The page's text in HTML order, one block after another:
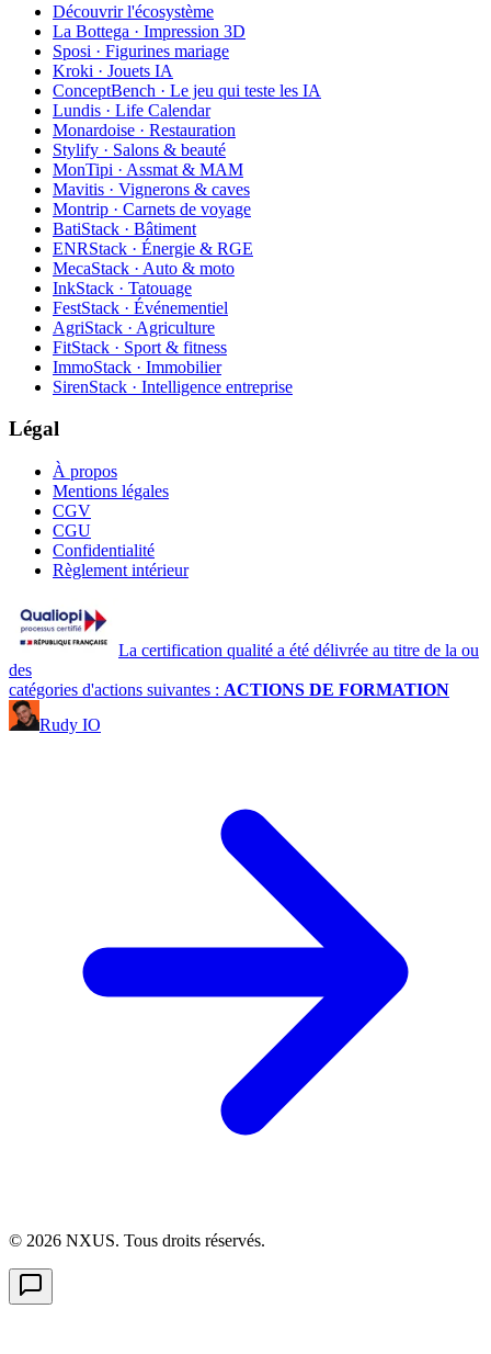
Découvrir l'écosystème
La Bottega · Impression 3D
Sposi · Figurines mariage
Kroki · Jouets IA
ConceptBench · Le jeu qui teste les IA
Lundis · Life Calendar
Monardoise · Restauration
Stylify · Salons & beauté
MonTipi · Assmat & MAM
Mavitis · Vignerons & caves
Montrip · Carnets de voyage
BatiStack · Bâtiment
ENRStack · Énergie & RGE
MecaStack · Auto & moto
InkStack · Tatouage
FestStack · Événementiel
AgriStack · Agriculture
FitStack · Sport & fitness
ImmoStack · Immobilier
SirenStack · Intelligence entreprise
Légal
À propos
Mentions légales
CGV
CGU
Confidentialité
Règlement intérieur
La certification qualité a été délivrée au titre de la ou
des
catégories d'actions suivantes : ACTIONS DE FORMATION
Rudy IO
© 2026 NXUS. Tous droits réservés.